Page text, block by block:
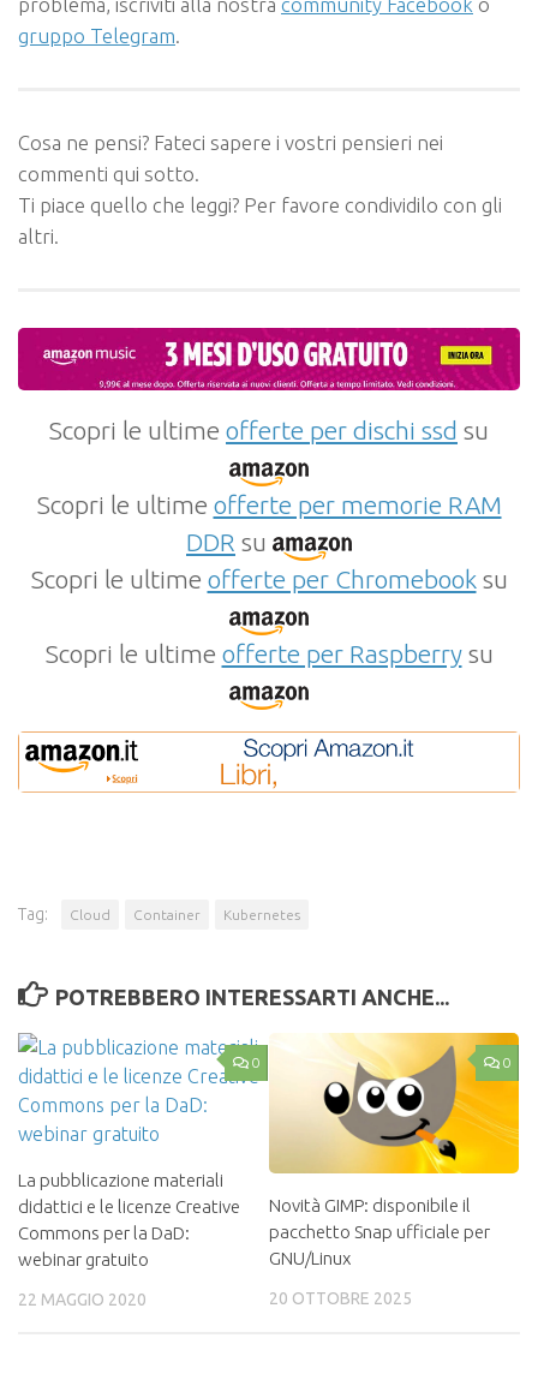
gruppo Telegram.
Cosa ne pensi? Fateci sapere i vostri pensieri nei
commenti qui sotto.
Ti piace quello che leggi? Per favore condividilo con gli
altri.
Scopri le ultime offerte per dischi ssd su
Scopri le ultime offerte per memorie RAM
DDR su
Scopri le ultime offerte per Chromebooksu
Scopri le ultime offerte per Raspberrysu
Tag: Cloud Container Kubernetes
POTREBBERO INTERESSARTI ANCHE...
0
La pubblicazione materiali
didattici e le licenze Creative
Commons per la DaD:
webinar gratuito
22 MAGGIO 2020
0
Novità GIMP: disponibile il
pacchetto Snap ufficiale per
GNU/Linux
20 OTTOBRE 2025